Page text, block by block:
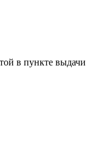
в пункте выдачи